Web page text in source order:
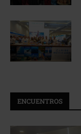
ENCUENTROS